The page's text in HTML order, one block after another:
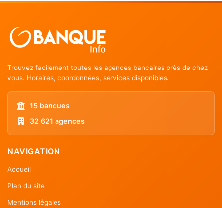
Trouvez facilement toutes les agences bancaires près de chez
vous. Horaires, coordonnées, services disponibles.
15 banques
32 621 agences
NAVIGATION
Accueil
Plan du site
Mentions légales